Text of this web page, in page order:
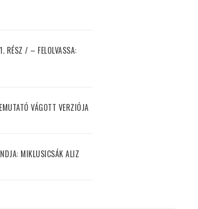
RÉSZ / – FELOLVASSA:
VÁGOTT VERZIÓJA
MIKLUSICSÁK ALIZ